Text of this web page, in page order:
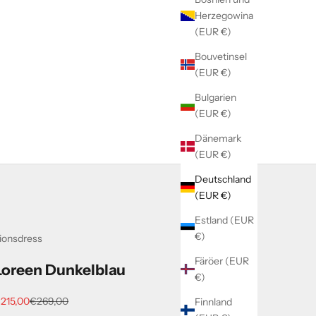
Herzegowina
(EUR €)
Bouvetinsel
(EUR €)
Bulgarien
(EUR €)
Dänemark
(EUR €)
Deutschland
(EUR €)
Estland (EUR
€)
Färöer (EUR
€)
Finnland
Dunkelblau
Regulärer Preis
€269,00